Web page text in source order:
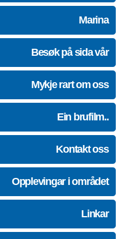
Marina
Besøk på sida vår
Mykje rart om oss
Ein brufilm..
Kontakt oss
Opplevingar i området
Linkar